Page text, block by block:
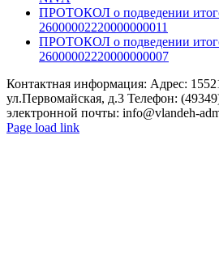
ПРОТОКОЛ о подведении
26000002220000000011
ПРОТОКОЛ о подведении
26000002220000000007
Контактная информация: Адрес:
ул.Первомайская, д.3 Телефон:
электронной почты: info@vlandeh-
Page load link